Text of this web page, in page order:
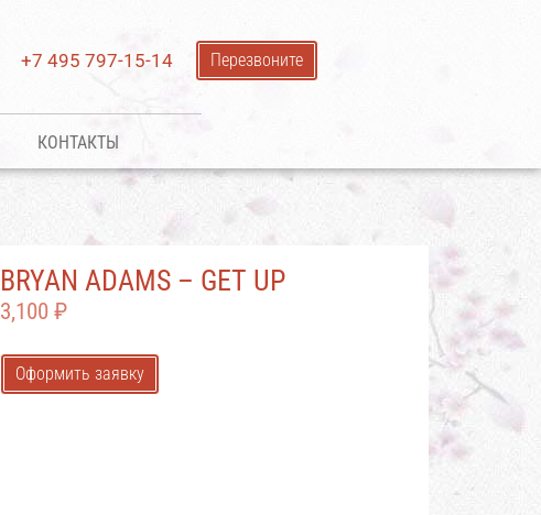
+7 495 797-15-14 Перезвоните
КОНТАКТЫ
BRYAN ADAMS – GET UP
3,100 ₽
Оформить заявку